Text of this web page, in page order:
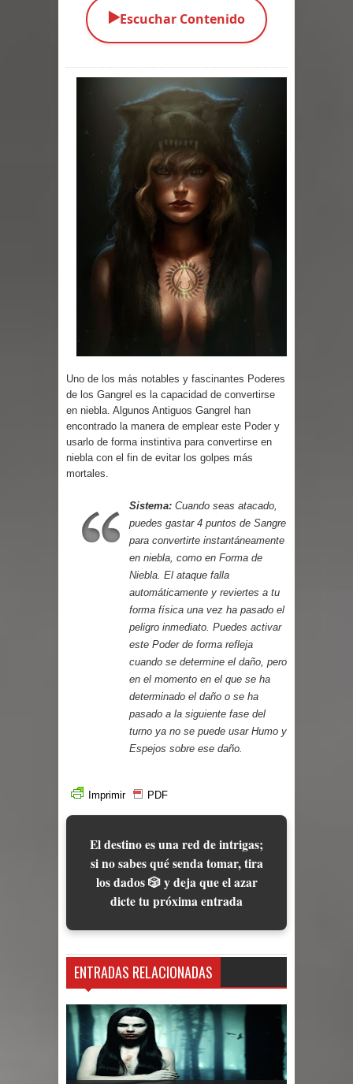
Parte 01: El Comienzo
Parte 01: El Enemigo Interior
Exaltados y Muertos Vivientes
Los Muertos se Levantan (Relato)
Los Monstruos más Buscados
Parte 09: Los Muertos Cuentan
Parte 08: Ultratumba
Parte 07: Asuntos que Resolver
▶️Escuchar Contenido
Uno de los más notables y fascinantes Poderes
de los Gangrel es la capacidad de convertirse
en niebla. Algunos Antiguos Gangrel han
encontrado la manera de emplear este Poder y
usarlo de forma instintiva para convertirse en
niebla con el fin de evitar los golpes más
mortales.
Sistema: Cuando seas atacado,
puedes gastar 4 puntos de Sangre
para convertirte instantáneamente
en niebla, como en Forma de
Niebla. El ataque falla
automáticamente y reviertes a tu
forma física una vez ha pasado el
peligro inmediato. Puedes activar
este Poder de forma refleja
cuando se determine el daño, pero
en el momento en el que se ha
determinado el daño o se ha
pasado a la siguiente fase del
turno ya no se puede usar Humo y
Espejos sobre ese daño.
Imprimir PDF
El destino es una red de intrigas;
si no sabes qué senda tomar, tira
los dados 🎲 y deja que el azar
dicte tu próxima entrada
ENTRADAS RELACIONADAS